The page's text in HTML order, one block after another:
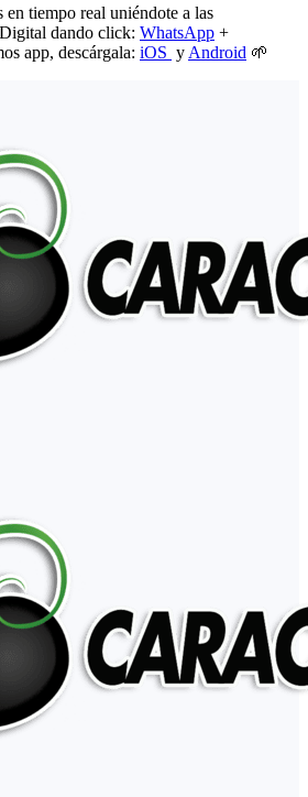
en tiempo real uniéndote a las
dando click: WhatsApp +
app, descárgala: iOS y Android 🌱